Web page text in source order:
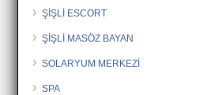
ŞİŞLİ ESCORT
ŞİŞLİ MASÖZ BAYAN
SOLARYUM MERKEZİ
SPA